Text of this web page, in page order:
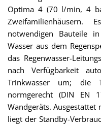
Optima 4 (70 l/min, 4
notwendigen Bauteile
Wasser aus dem
das Regenwasser-
nach Verfügbarkeit
Trinkwasser um; die
normgerecht (DIN EN
Wandgeräts. Ausgestattet
liegt der Standby-